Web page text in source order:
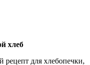
хлеб
рецепт для хлебопечки,